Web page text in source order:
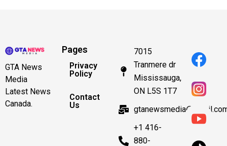
GTA News
Media
Latest News
Canada.
Pages
Privacy
Policy
Contact
Us
7015
Tranmere dr
Mississauga,
ON L5S 1T7
+1 416-
880-